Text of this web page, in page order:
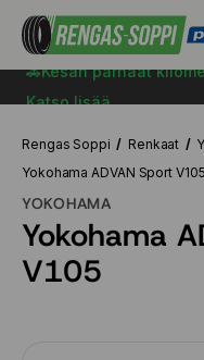
🚗Kesän parhaat
Katso lisää
Rengas Soppi Renkaat
Yokohama ADVAN Sport V105
YOKOHAMA
Yokohama
V105